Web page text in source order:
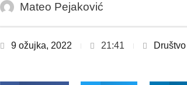
Mateo Pejaković
9 ožujka, 2022 21:41 Društvo